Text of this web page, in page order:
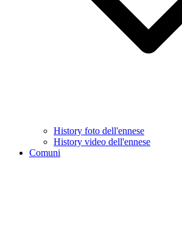
History foto dell'ennese
History video dell'ennese
Comuni